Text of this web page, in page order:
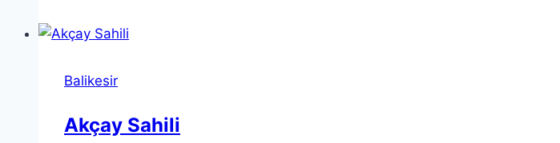
Balikesir
Akçay Sahili